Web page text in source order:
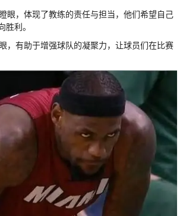
眼，体现了教练的责任与担当，他们希望自己
胜利。
，有助于增强球队的凝聚力，让球员们在比赛